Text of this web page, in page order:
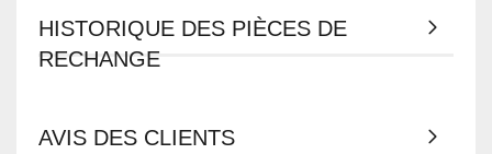
HISTORIQUE DES PIÈCES DE
RECHANGE
AVIS DES CLIENTS